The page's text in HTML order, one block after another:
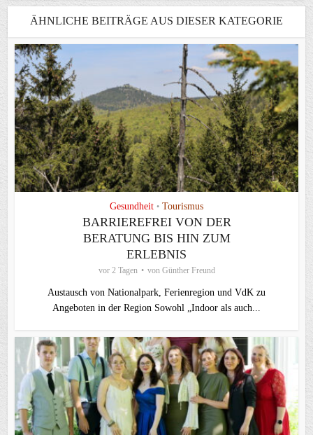
ÄHNLICHE BEITRÄGE AUS DIESER KATEGORIE
Gesundheit • Tourismus
BARRIEREFREI VON DER
BERATUNG BIS HIN ZUM
ERLEBNIS
vor 2 Tagen von Günther Freund
Austausch von Nationalpark, Ferienregion und VdK zu
Angeboten in der Region Sowohl „Indoor als auch...